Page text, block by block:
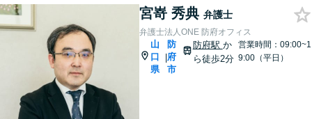
宮嵜 秀典 弁護士
弁護士法人ONE 防府オフィス
山
口
県
|
防
府
市
防府駅 か
ら徒歩2分
営業時間：09:00~1
9:00（平日）